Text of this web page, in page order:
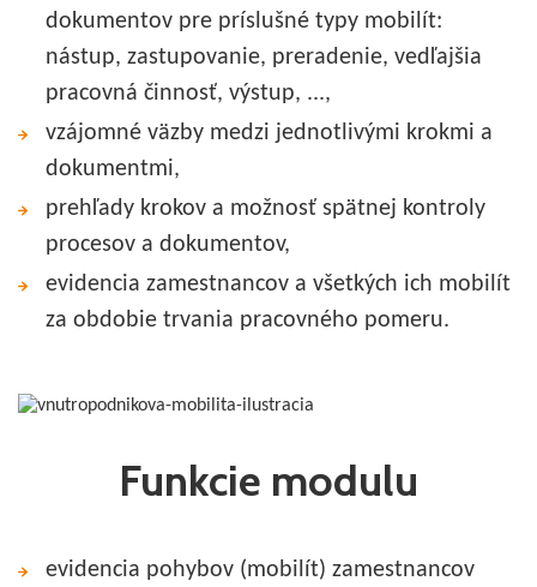
dokumentov pre príslušné typy mobilít:
nástup, zastupovanie, preradenie, vedľajšia
pracovná činnosť, výstup, ...,
vzájomné väzby medzi jednotlivými krokmi a
dokumentmi,
prehľady krokov a možnosť spätnej kontroly
procesov a dokumentov,
evidencia zamestnancov a všetkých ich mobilít
za obdobie trvania pracovného pomeru.
Funkcie modulu
evidencia pohybov (mobilít) zamestnancov